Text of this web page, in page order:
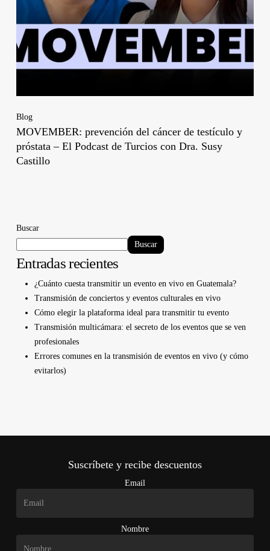
Blog
MOVEMBER: prevención del cáncer de testículo y
próstata – El Podcast de Turcios con Dra. Susy
Castillo
Buscar
Buscar
Entradas recientes
¿Cuánto cuesta transmitir un evento en vivo en Guatemala?
Transmisión de conciertos y eventos culturales en vivo
Cómo elegir la plataforma ideal para transmitir tu evento
Transmisión multicámara: el secreto de los eventos que se ven
profesionales
Errores comunes en la transmisión de eventos en vivo (y cómo
evitarlos)
Suscríbete y recibe descuentos
Email
Nombre